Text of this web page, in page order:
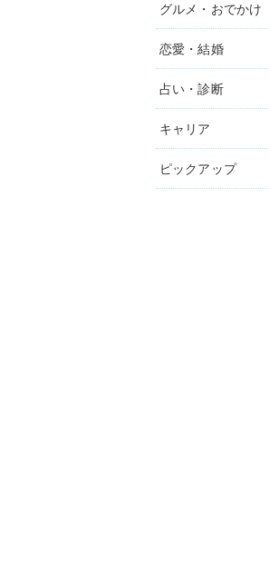
グルメ・おでかけ
恋愛・結婚
占い・診断
キャリア
ピックアップ